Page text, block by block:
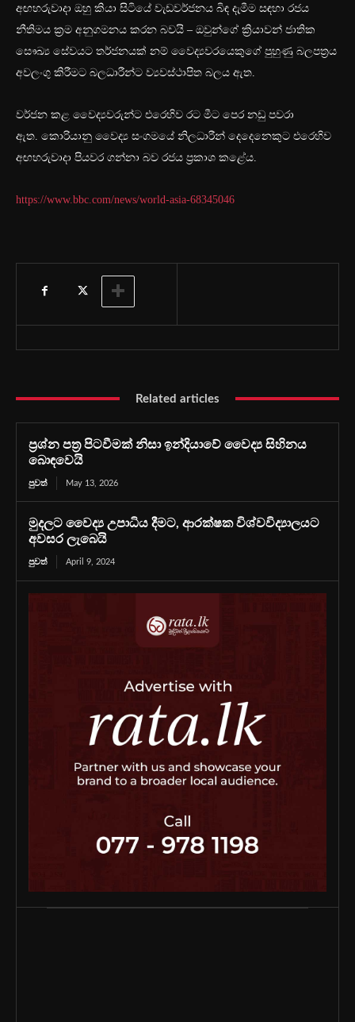
අඟහරුවාදා ඔහු කියා සිටියේ වැඩවර්ජනය බිඳ දැමීම සඳහා රජය
නීතිමය ක්‍රම අනුගමනය කරන බවයි – ඔවුන්ගේ ක්‍රියාවන් ජාතික
සෞඛ්‍ය සේවයට තර්ජනයක් නම් වෛද්‍යවරයෙකුගේ පුහුණු බලපත්‍රය
අවලංගු කිරීමට බලධාරීන්ට ව්‍යවස්ථාපිත බලය ඇත.
වර්ජන කළ වෛද්‍යවරුන්ට එරෙහිව රට මීට පෙර නඩු පවරා
ඇත. කොරියානු වෛද්‍ය සංගමයේ නිලධාරීන් දෙදෙනෙකුට එරෙහිව
අඟහරුවාදා පියවර ගන්නා බව රජය ප්‍රකාශ කළේය.
https://www.bbc.com/news/world-asia-68345046
Related articles
ප්‍රශ්න පත්‍ර පිටවීමක් නිසා ඉන්දියාවේ වෛද්‍ය සිහිනය
බොඳවෙයි
පුවත් May 13, 2026
මුදලට වෛද්‍ය උපාධිය දීමට, ආරක්ෂක විශ්වවිද්‍යාලයට
අවසර ලැබෙයි
පුවත් April 9, 2024